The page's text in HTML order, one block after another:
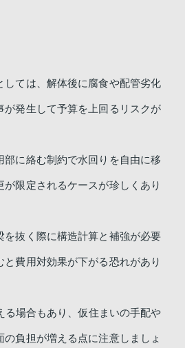
しては、解体後に腐食や配管劣化
が発生して予算を上回るリスクが
部に絡む制約で水回りを自由に移
限定されるケースが珍しくあり
を抜く際に構造計算と補強が必要
と費用対効果が下がる恐れがあり
る場合もあり、仮住まいの手配や
負担が増える点に注意しましょ